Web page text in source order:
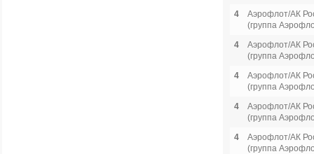
4
Аэрофлот/АК
(группа
4
Аэрофлот/АК
(группа
4
Аэрофлот/АК
(группа
4
Аэрофлот/АК
(группа
4
Аэрофлот/АК
(группа